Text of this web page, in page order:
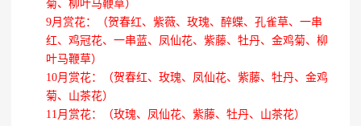
菊、柳叶马鞭草）
9月赏花：（贺春红、紫薇、玫瑰、醉蝶、孔雀草、一串
红、鸡冠花、一串蓝、凤仙花、紫藤、牡丹、金鸡菊、柳
叶马鞭草）
10月赏花：（贺春红、玫瑰、凤仙花、紫藤、牡丹、金鸡
菊、山茶花）
11月赏花：（玫瑰、凤仙花、紫藤、牡丹、山茶花）